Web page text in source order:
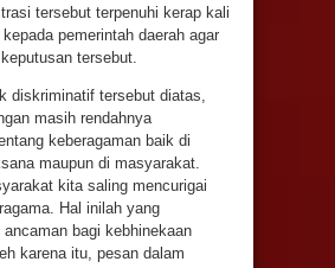
tersebut terpenuhi kerap kali
pemerintah daerah agar
tersebut.
diskriminatif tersebut diatas,
masih rendahnya
keberagaman baik di
maupun di masyarakat.
kita saling mencurigai
Hal inilah yang
bagi kebhinekaan
karena itu, pesan dalam